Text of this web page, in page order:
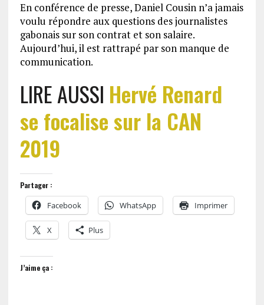
En conférence de presse, Daniel Cousin n’a jamais
voulu répondre aux questions des journalistes
gabonais sur son contrat et son salaire.
Aujourd’hui, il est rattrapé par son manque de
communication.
LIRE AUSSI Hervé Renard
se focalise sur la CAN
2019
Partager :
Facebook WhatsApp Imprimer
X Plus
J’aime ça :